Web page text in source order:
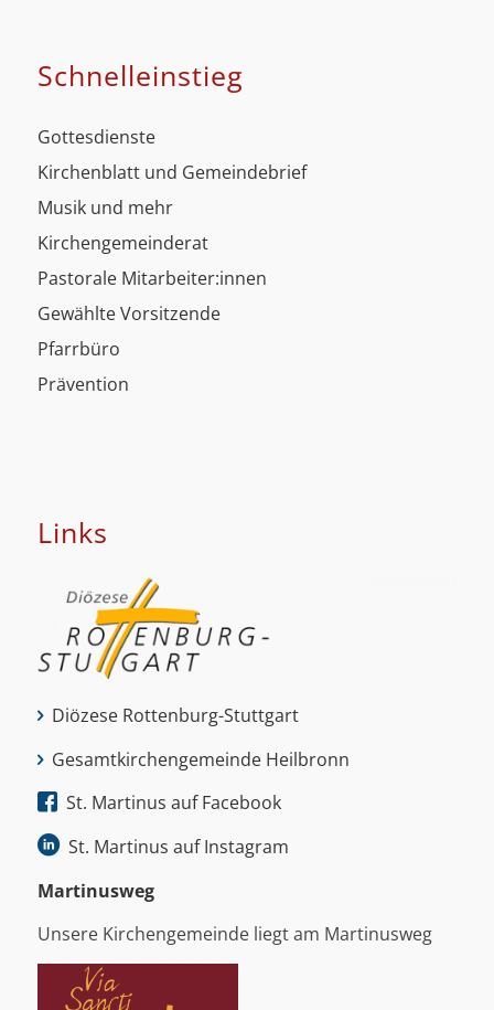
Schnell­einstieg
Gottesdienste
Kirchenblatt und Gemeindebrief
Musik und mehr
Kirchengemeinderat
Pastorale Mitarbeiter:innen
Gewählte Vorsitzende
Pfarrbüro
Prävention
Links
Diözese Rottenburg-Stuttgart
Gesamtkirchengemeinde Heilbronn
St. Martinus auf Facebook
St. Martinus auf Instagram
Martinus­weg
Unsere Kirchengemeinde liegt am Martinusweg